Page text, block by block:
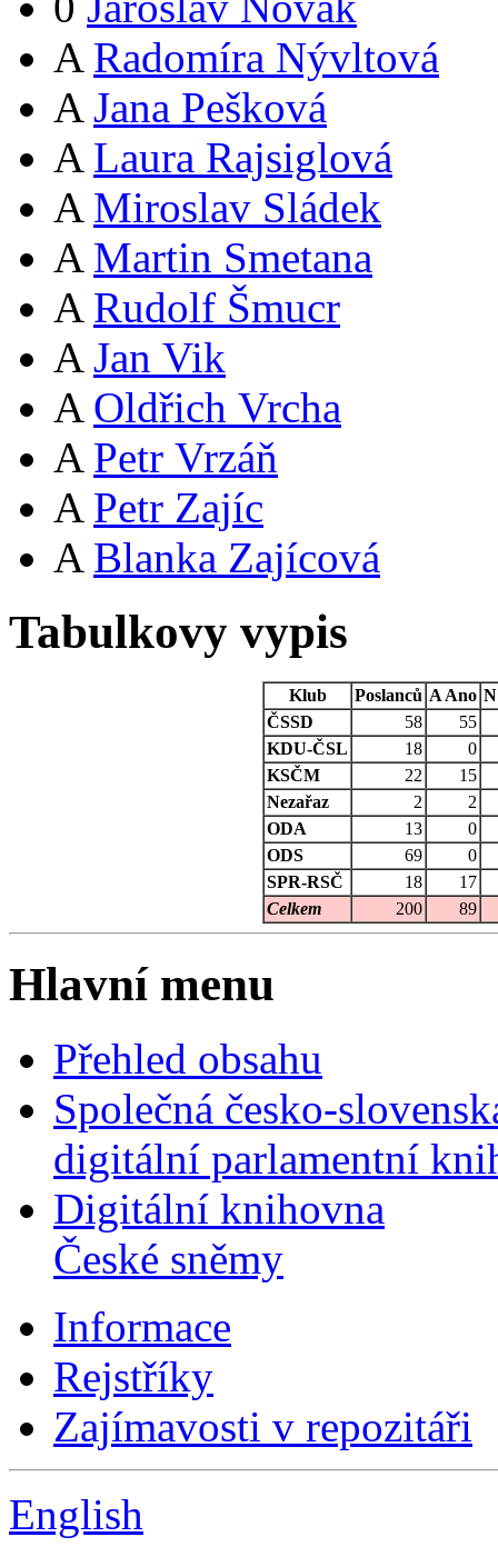
A Radomíra Nývltová
A Jana Pešková
A Laura Rajsiglová
A Miroslav Sládek
A Martin Smetana
A Rudolf Šmucr
A Jan Vik
A Oldřich Vrcha
A Petr Vrzáň
A Petr Zajíc
A Blanka Zajícová
Tabulkovy vypis
Klub Poslanců A Ano N
ČSSD
58
55
KDU-ČSL
18
0
KSČM
22
15
Nezařaz
2
2
ODA
13
0
ODS
69
0
SPR-RSČ
18
17
Celkem
200 89
Hlavní menu
Přehled obsahu
Společná česko-
digitální parlamentní
Digitální knihovna
České sněmy
Informace
Rejstříky
Zajímavosti v repozitáři
English